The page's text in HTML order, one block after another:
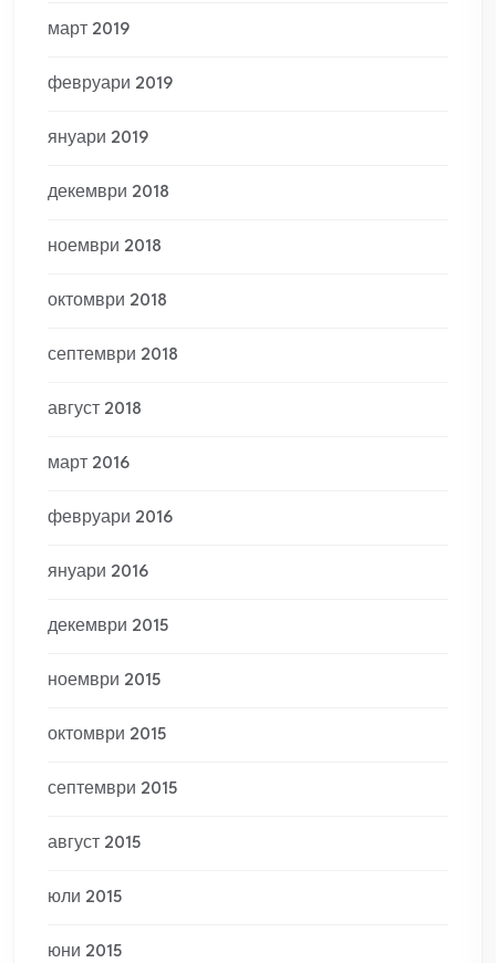
март 2019
февруари 2019
януари 2019
декември 2018
ноември 2018
октомври 2018
септември 2018
август 2018
март 2016
февруари 2016
януари 2016
декември 2015
ноември 2015
октомври 2015
септември 2015
август 2015
юли 2015
юни 2015